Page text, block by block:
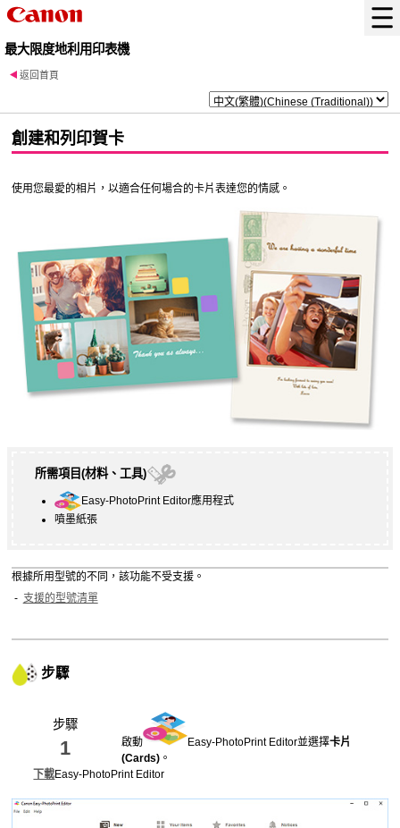
最大限度地利用印表機
返回首頁
創建和列印賀卡
使用您最愛的相片，以適合任何場合的卡片表達您的情感。
所需項目(材料、工具)
Easy-PhotoPrint Editor應用程式
噴墨紙張
根據所用型號的不同，該功能不受支援。
支援的型號清單
步驟
步驟
1 啟動 Easy-PhotoPrint Editor並選擇卡片
(Cards) 。
下載Easy-PhotoPrint Editor